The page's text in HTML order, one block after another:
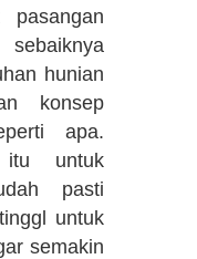
hunian
konsep
apa.
itu untuk
pasti
untuk
semakin